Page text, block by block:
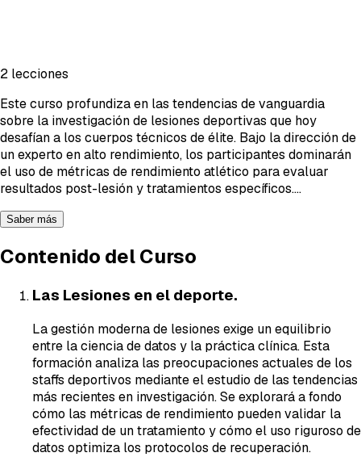
2 lecciones
Este curso profundiza en las tendencias de vanguardia
sobre la investigación de lesiones deportivas que hoy
desafían a los cuerpos técnicos de élite. Bajo la dirección de
un experto en alto rendimiento, los participantes dominarán
el uso de métricas de rendimiento atlético para evaluar
resultados post-lesión y tratamientos específicos....
Saber más
Contenido del Curso
Las Lesiones en el deporte.
La gestión moderna de lesiones exige un equilibrio
entre la ciencia de datos y la práctica clínica. Esta
formación analiza las preocupaciones actuales de los
staffs deportivos mediante el estudio de las tendencias
más recientes en investigación. Se explorará a fondo
cómo las métricas de rendimiento pueden validar la
efectividad de un tratamiento y cómo el uso riguroso de
datos optimiza los protocolos de recuperación.